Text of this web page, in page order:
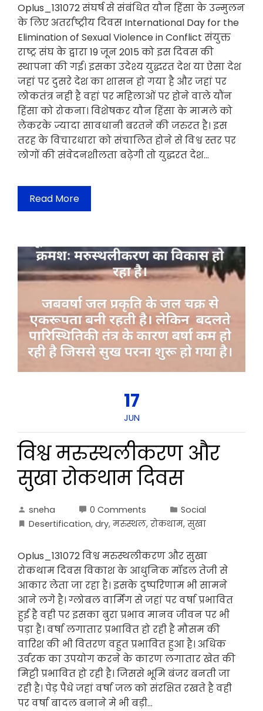
Oplus_131072 संघर्ष से संबंधित यौन हिंसा के उन्मुलन
के लिए अतर्राष्ट्रीय दिवस International Day for the
Elimination of Sexual Violence in Conflict संयुक्त
राष्ट्र संघ के द्वारा 19 जून 2015 को इस दिवस की
स्थापना की गई। इसका उदेश्य युद्धरत देश या ऐसा देश
जहां पर दुसरे देश का शासन हो गया है और जहां पर
लोकतंत्र नही है वहां पर महिलाओं पर होने वाले यौंन
हिंसा को रोकना। विशेषकर यौन हिंसा के मामले को
लेकरके ज्यादा सावधानी बरतने की जरुरत है। इस
तरह के विचारधारा को संचालित होने से विश्व स्तर पर
लोगों की संवेदनशीलता बढ़ेगी तो युद्धरत देश…
Read More
17
JUN
विश्व मरुस्थलीकरण और
सुखा रोकथाम दिवस
sneha 0 Comments
Social
Desertification, dry, मरुस्थल, रोकथाम, सुखा
Oplus_131072 विश्व मरुस्थलीकरण और सुखा
रोकथाम दिवस विकाश के आधुनिक मॉडल तेजी से
आकार लेता जा रहा है। इसके दुष्परिणाम भी सामने
आने लगे है। ग्लोबल वार्मिग से जहां पर वर्षा प्रभावित
हुई है वही पर इसका बुरा प्रभाव मानव जीवन पर भी
पड़ा है। वर्षा लगातार प्रभावित हो रही है मौसम की
वारिश की भी वितरण वहुत प्रभावित हुआ है। अधिक
उर्वरक का उपयोग करने के कारण लगातार खेत की
मिट्टी प्रभावित हो रही है। जिससे भूमि बंजर बनती जा
रही है। पेड़ पैधे जहां वर्षा जल को संरक्षित रखते है वही
पर वर्षा बादल बनाने मे भी बड़ी…